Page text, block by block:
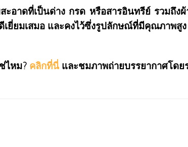
ะอาดที่เป็นด่าง กรด หรือสารอินทรีย์ รวมถึ
เยี่ยมเสมอ และคงไว้ซึ่งรูปลักษณ์ที่มีคุณภาพสูง
ไหม? คลิกที่นี่และชมภาพถ่ายบรรยากาศโดยร